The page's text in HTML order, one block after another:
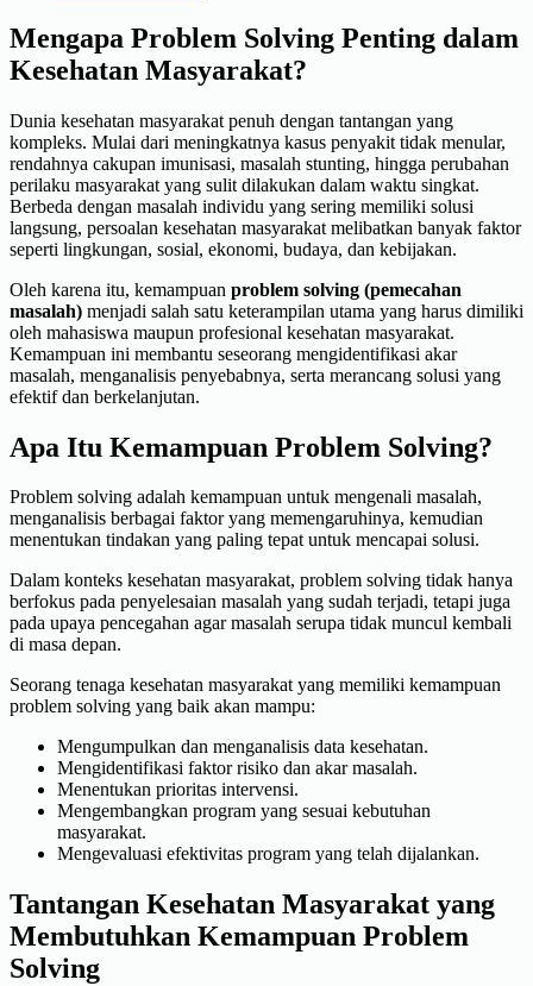
Mengapa Problem Solving Penting dalam
Kesehatan Masyarakat?
Dunia kesehatan masyarakat penuh dengan tantangan yang
kompleks. Mulai dari meningkatnya kasus penyakit tidak menular,
rendahnya cakupan imunisasi, masalah stunting, hingga perubahan
perilaku masyarakat yang sulit dilakukan dalam waktu singkat.
Berbeda dengan masalah individu yang sering memiliki solusi
langsung, persoalan kesehatan masyarakat melibatkan banyak faktor
seperti lingkungan, sosial, ekonomi, budaya, dan kebijakan.
Oleh karena itu, kemampuan problem solving (pemecahan
masalah) menjadi salah satu keterampilan utama yang harus dimiliki
oleh mahasiswa maupun profesional kesehatan masyarakat.
Kemampuan ini membantu seseorang mengidentifikasi akar
masalah, menganalisis penyebabnya, serta merancang solusi yang
efektif dan berkelanjutan.
Apa Itu Kemampuan Problem Solving?
Problem solving adalah kemampuan untuk mengenali masalah,
menganalisis berbagai faktor yang memengaruhinya, kemudian
menentukan tindakan yang paling tepat untuk mencapai solusi.
Dalam konteks kesehatan masyarakat, problem solving tidak hanya
berfokus pada penyelesaian masalah yang sudah terjadi, tetapi juga
pada upaya pencegahan agar masalah serupa tidak muncul kembali
di masa depan.
Seorang tenaga kesehatan masyarakat yang memiliki kemampuan
problem solving yang baik akan mampu:
Mengumpulkan dan menganalisis data kesehatan.
Mengidentifikasi faktor risiko dan akar masalah.
Menentukan prioritas intervensi.
Mengembangkan program yang sesuai kebutuhan
masyarakat.
Mengevaluasi efektivitas program yang telah dijalankan.
Tantangan Kesehatan Masyarakat yang
Membutuhkan Kemampuan Problem
Solving